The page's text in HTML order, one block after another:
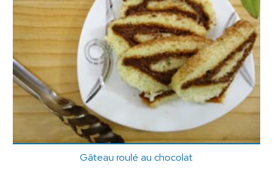
Gâteau roulé au chocolat